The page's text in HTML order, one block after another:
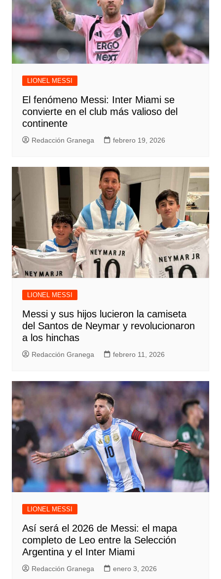
LIONEL MESSI
El fenómeno Messi: Inter Miami se
convierte en el club más valioso del
continente
Redacción Granega febrero 19, 2026
LIONEL MESSI
Messi y sus hijos lucieron la camiseta
del Santos de Neymar y revolucionaron
a los hinchas
Redacción Granega febrero 11, 2026
LIONEL MESSI
Así será el 2026 de Messi: el mapa
completo de Leo entre la Selección
Argentina y el Inter Miami
Redacción Granega enero 3, 2026